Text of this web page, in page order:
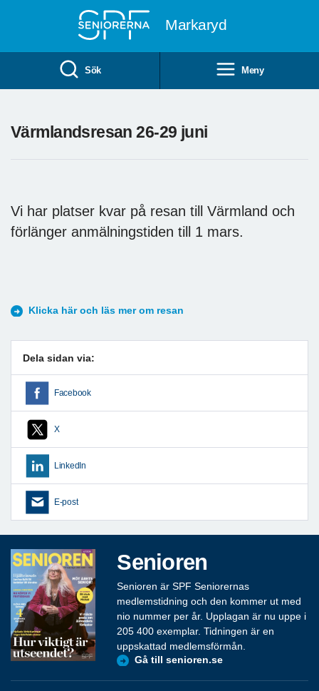
Markaryd
Sök Meny
Värmlandsresan 26-29 juni
Vi har platser kvar på resan till Värmland och
förlänger anmälningstiden till 1 mars.
Klicka här och läs mer om resan
Dela sidan via:
Facebook
X
LinkedIn
E-post
Senioren
Senioren är SPF Seniorernas
medlemstidning och den kommer ut med
nio nummer per år. Upplagan är nu uppe i
205 400 exemplar. Tidningen är en
uppskattad medlemsförmån.
Gå till senioren.se